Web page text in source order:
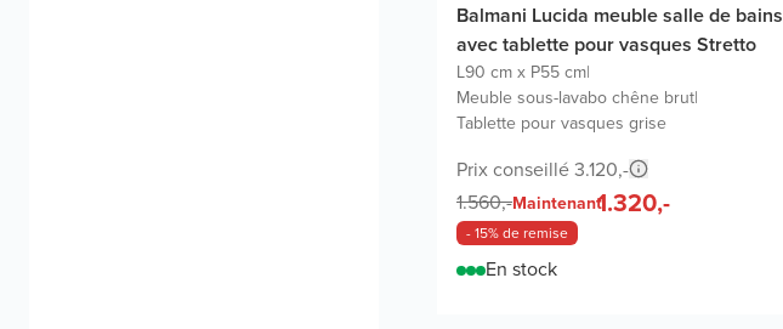
Balmani Lucida meuble salle de bains
avec tablette pour vasques Stretto
L90 cm x P55 cm|
Meuble sous-lavabo chêne brut|
Tablette pour vasques grise
Prix conseillé 3.120,-
1.560,-Maintenant1.320,-
- 15% de remise
En stock